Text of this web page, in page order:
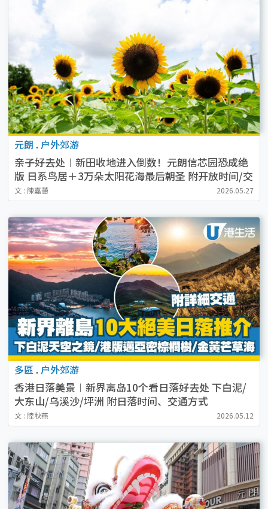
元朗 . 户外郊游
亲子好去处︱新田收地进入倒数！元朗信芯园恐成绝
版 日系鸟居＋3万朵太阳花海最后朝圣 附开放时间/交
通方法/入场费
文 : 陳嘉蕙 2026.05.27
多區 . 户外郊游
香港日落美景︱新界离岛10个看日落好去处 下白泥/
大东山/乌溪沙/坪洲 附日落时间、交通方式
文 : 陸秋燕 2026.05.12